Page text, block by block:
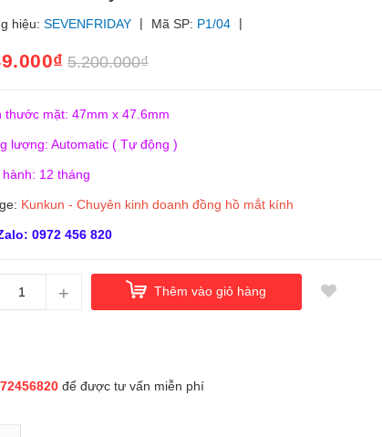
hiệu: SEVENFRIDAY | Mã SP: P1/04 |
5.200.000₫
thước mặt: 47mm x 47.6mm
lượng: Automatic ( Tự động )
12 tháng
Kunkun - Chuyên kinh doanh đồng hồ mắt kính
0972 456 820
+ Thêm vào giỏ hàng
để được tư vấn miễn phí